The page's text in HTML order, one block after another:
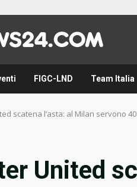
FIGC-LND Team Italia
scatena l’asta: al Milan servono
United